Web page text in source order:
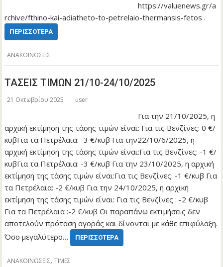
https://valuenews.gr/a
rchive/fthino-kai-adiatheto-to-petrelaio-thermansis-fetos .
ΠΕΡΙΣΣΌΤΕΡΑ
ΑΝΑΚΟΙΝΩΣΕΙΣ
ΤΑΣΕΙΣ ΤΙΜΩΝ 21/10-24/10/2025
21 Οκτωβρίου 2025 user
Για την 21/10/2025, η
αρχική εκτίμηση της τάσης τιμών είναι: Για τις Βενζίνες: 0 €/
κυβΓια τα Πετρέλαια: -3 €/κυβ Για την22/10/6/2025, η
αρχική εκτίμηση της τάσης τιμών είναι:Για τις Βενζίνες: -1 €/
κυβΓια τα Πετρέλαια: -3 €/κυβ Για την 23/10/2025, η αρχική
εκτίμηση της τάσης τιμών είναι:Για τις Βενζίνες: -1 €/κυβ Για
τα Πετρέλαια: -2 €/κυβ Για την 24/10/2025, η αρχική
εκτίμηση της τάσης τιμών είναι: Για τις Βενζίνες : -2 €/κυβ
Για τα Πετρέλαια :-2 €/κυβ Οι παραπάνω εκτιμήσεις δεν
αποτελούν πρόταση αγοράς και δίνονται με κάθε επιφύλαξη.
Όσο μεγαλύτερο…
ΠΕΡΙΣΣΌΤΕΡΑ
ΑΝΑΚΟΙΝΩΣΕΙΣ,ΤΙΜΕΣ